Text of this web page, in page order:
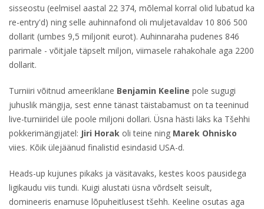
sisseostu (eelmisel aastal 22 374, mõlemal korral olid lubatud ka
re-entry'd) ning selle auhinnafond oli muljetavaldav 10 806 500
dollarit (umbes 9,5 miljonit eurot). Auhinnaraha pudenes 846
parimale - võitjale täpselt miljon, viimasele rahakohale aga 2200
dollarit.
Turniiri võitnud ameeriklane Benjamin Keeline pole sugugi
juhuslik mängija, sest enne tänast täistabamust on ta teeninud
live-turniiridel üle poole miljoni dollari. Üsna hästi läks ka Tšehhi
pokkerimängijatel: Jiri Horak oli teine ning Marek Ohnisko
viies. Kõik ülejäänud finalistid esindasid USA-d.
Heads-up kujunes pikaks ja väsitavaks, kestes koos pausidega
ligikaudu viis tundi. Kuigi alustati üsna võrdselt seisult,
domineeris enamuse lõpuheitlusest tšehh. Keeline osutas aga